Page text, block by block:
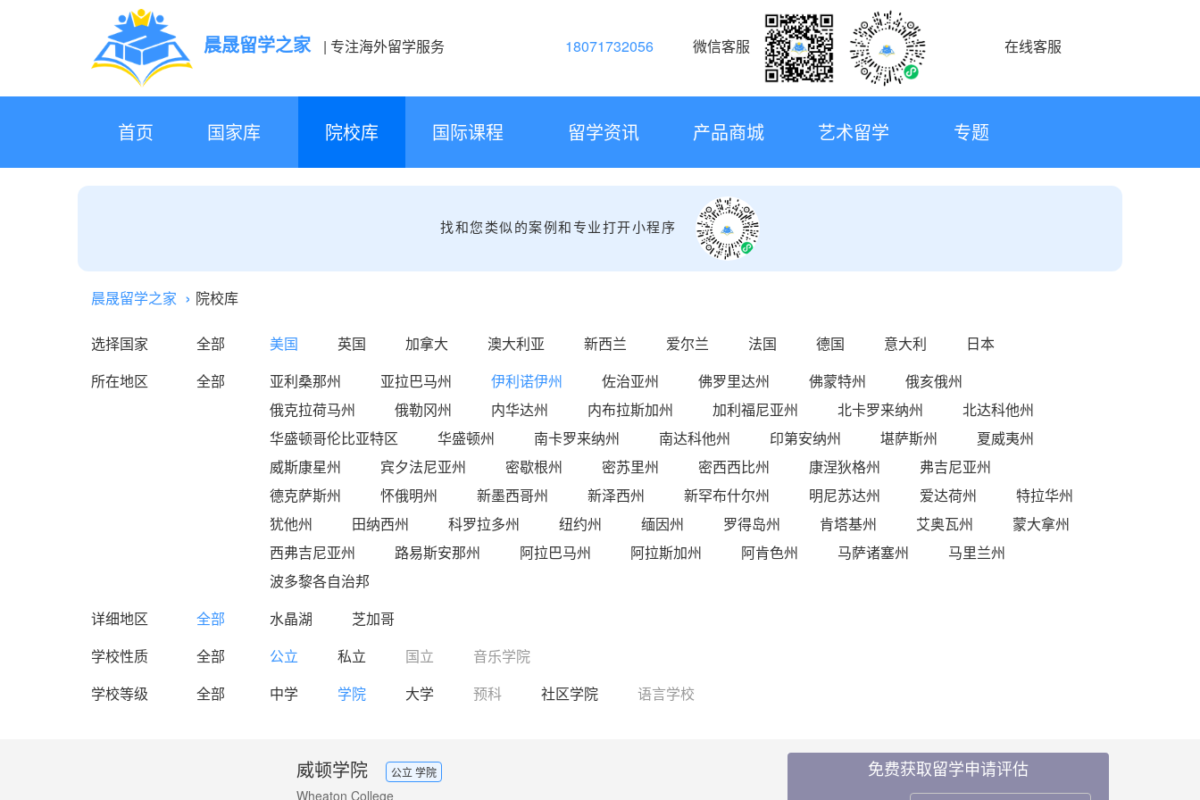
晨晟留学之家 | 专注海外留学服务 18071732056 微信客服 在线客服
首页 国家库 院校库 国际课程 留学资讯 产品商城 艺术留学 专题
找和您类似的案例和专业打开小程序
晨晟留学之家 院校库
选择国家 全部 美国 英国 加拿大 澳大利亚 新西兰 爱尔兰 法国 德国 意大利
日本
所在地区
全部 亚利桑那州 亚拉巴马州 伊利诺伊州 佐治亚州 佛罗里达州 佛蒙特州
俄亥俄州
俄克拉荷马州
俄勒冈州 内华达州 内布拉斯加州 加利福尼亚州 北卡罗来纳州
北达科他州
华盛顿哥伦比亚特区
华盛顿州 南卡罗来纳州 南达科他州 印第安纳州 堪萨斯州
夏威夷州
威斯康星州
宾夕法尼亚州 密歇根州 密苏里州 密西西比州 康涅狄格州
弗吉尼亚州
德克萨斯州
怀俄明州 新墨西哥州 新泽西州 新罕布什尔州 明尼苏达州 爱达荷州
特拉华州
犹他州
田纳西州 科罗拉多州 纽约州 缅因州 罗得岛州 肯塔基州 艾奥瓦州
蒙大拿州
西弗吉尼亚州
路易斯安那州 阿拉巴马州 阿拉斯加州 阿肯色州 马萨诸塞州
马里兰州
波多黎各自治邦
详细地区
全部 水晶湖
芝加哥
学校性质
全部 公立 私立 国立
音乐学院
学校等级
全部 中学 学院 大学 预科 社区学院 语言学校
威顿学院 公立 学院
Wheaton College
免费获取留学申请评估